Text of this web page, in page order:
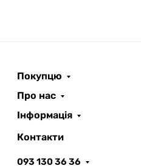
Покупцю
Про нас
Інформація
Контакти
093 130 36 36